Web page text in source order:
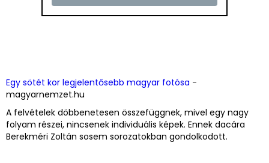
Egy sötét kor legjelentősebb magyar fotósa -
magyarnemzet.hu
A felvételek döbbenetesen összefüggnek, mivel egy nagy
folyam részei, nincsenek individuális képek. Ennek dacára
Berekméri Zoltán sosem sorozatokban gondolkodott.